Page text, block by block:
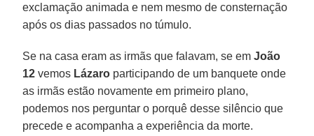
exclamação animada e nem mesmo de consternação
após os dias passados no túmulo.
Se na casa eram as irmãs que falavam, se emJoão
12 vemos Lázaro participando de um banquete onde
as irmãs estão novamente em primeiro plano,
podemos nos perguntar o porquê desse silêncio que
precede e acompanha a experiência da morte.